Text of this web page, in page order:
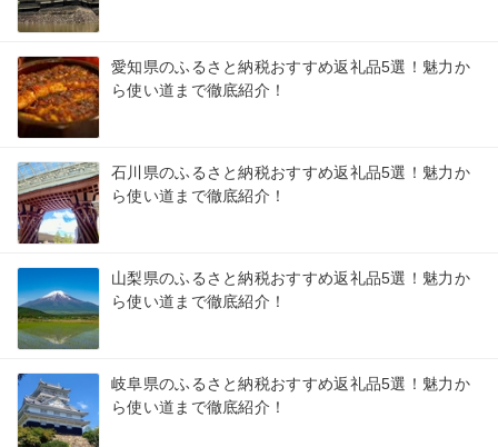
愛知県のふるさと納税おすすめ返礼品5選！魅力か
ら使い道まで徹底紹介！
石川県のふるさと納税おすすめ返礼品5選！魅力か
ら使い道まで徹底紹介！
山梨県のふるさと納税おすすめ返礼品5選！魅力か
ら使い道まで徹底紹介！
岐阜県のふるさと納税おすすめ返礼品5選！魅力か
ら使い道まで徹底紹介！